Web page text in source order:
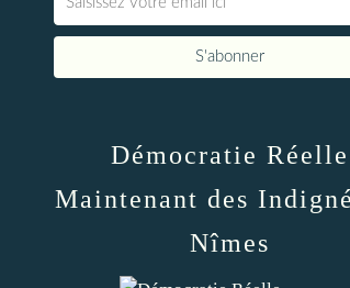
Démocratie Réelle
Maintenant des
Nîmes